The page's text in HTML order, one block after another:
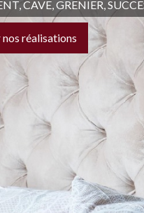
CAVE, GRENIER,
réalisations